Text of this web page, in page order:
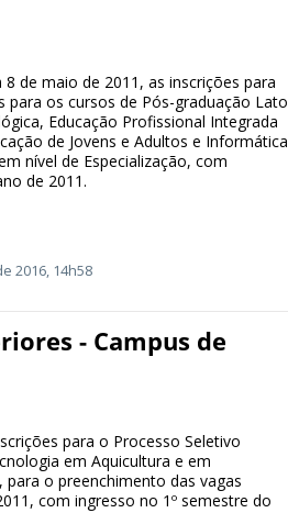
de maio de 2011, as inscrições para
os cursos de Pós-graduação Lato
Educação Profissional Integrada
de Jovens e Adultos e Informática
nível de Especialização, com
de 2011.
2016, 14h58
- Campus de
para o Processo Seletivo
em Aquicultura e em
o preenchimento das vagas
com ingresso no 1º semestre do